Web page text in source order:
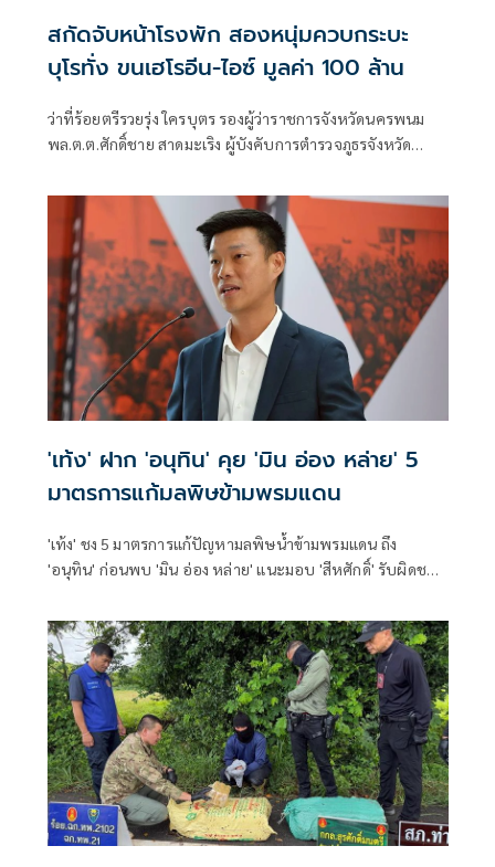
สกัดจับหน้าโรงพัก สองหนุ่มควบกระบะ
บุโรทั่ง ขนเฮโรอีน-ไอซ์ มูลค่า 100 ล้าน
ว่าที่ร้อยตรีรวยรุ่ง ใครบุตร รองผู้ว่าราชการจังหวัดนครพนม
พล.ต.ต.ศักดิ์ชาย สาดมะเริง ผู้บังคับการตำรวจภูธรจังหวัด
ผู้กำกับสืบสวนตำรวจภูธรจังหวัดนครพนม
'เท้ง' ฝาก 'อนุทิน' คุย 'มิน อ่อง หล่าย' 5
มาตรการแก้มลพิษข้ามพรมแดน
'เท้ง' ชง 5 มาตรการแก้ปัญหามลพิษน้ำข้ามพรมแดน ถึง
'อนุทิน' ก่อนพบ 'มิน อ่อง หล่าย' แนะมอบ 'สีหศักดิ์' รับผิดชอบ